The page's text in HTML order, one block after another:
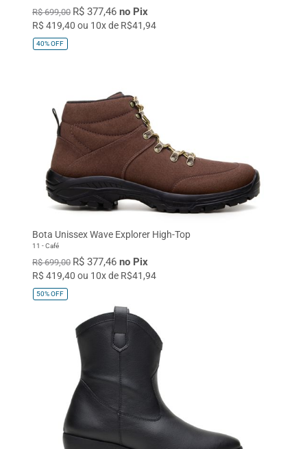
R$ 699,00 R$ 377,46 no Pix
R$ 419,40 ou 10x de R$41,94
40%OFF
Bota Unissex Wave Explorer High-Top
11 - Café
R$ 699,00 R$ 377,46 no Pix
R$ 419,40 ou 10x de R$41,94
50%OFF